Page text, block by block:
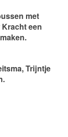
met
een
Trijntje